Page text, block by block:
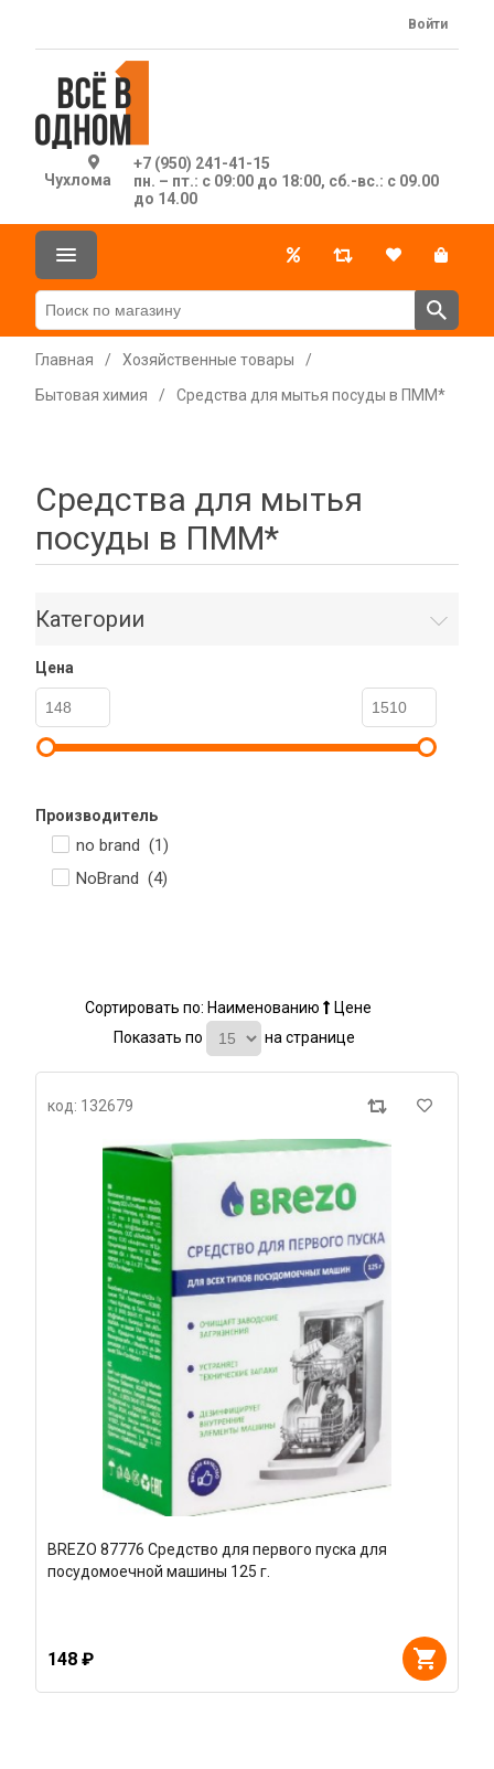
Чухлома
+7 (950) 241-41-15
пн. – пт.: с 09:00 до 18:00, сб.-вс.: с 09.00
до 14.00
Войти
Главная / Хозяйственные товары
/
Бытовая химия
/ Средства для мытья посуды в ПММ*
Средства для мытья
посуды в ПММ*
Категории
Цена
Производитель
no brand (1)
NoBrand (4)
Сортировать по: Наименованию
Цене
Показать по
на странице
код: 132679
BREZO 87776 Средство для первого пуска для
посудомоечной машины 125 г.
148 ₽